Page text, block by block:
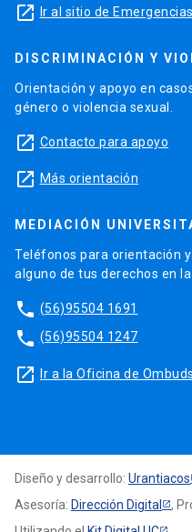
launch Ir al sitio de Emergencias
DISCRIMINACIÓN Y
Orientación y apoyo en
género o violencia sexual.
launch Contacto para apoyo
launch Más orientación
MEDIACIÓN
Teléfonos para orientación
alguno de tus derechos en la
phone (56)95504 1691
phone (56)95504 1247
launch Ir a la Oficina de
Diseño y desarrollo: Urantiacos
Asesoría: Dirección Digital
,